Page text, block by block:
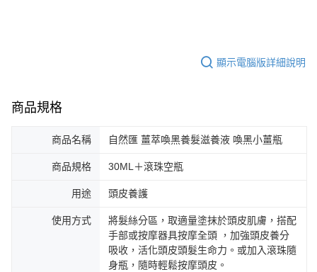
顯示電腦版詳細說明
商品規格
商品名稱 自然匯 薑萃喚黑養髮滋養液 喚黑小薑瓶
商品規格 30ML＋滾珠空瓶
用途 頭皮養護
使用方式
將髮絲分區，取適量塗抹於頭皮肌膚，搭配
手部或按摩器具按摩全頭 ，加強頭皮養分
吸收，活化頭皮頭髮生命力。或加入滾珠隨
身瓶，隨時輕鬆按摩頭皮。